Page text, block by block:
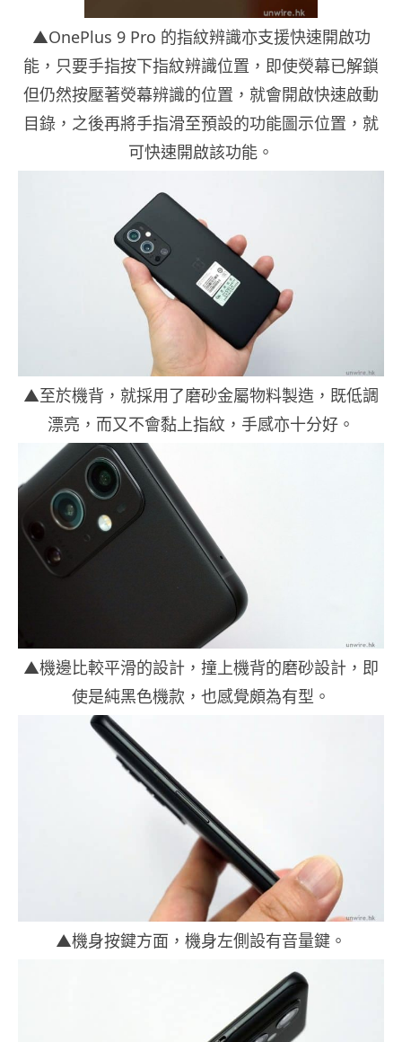
▲OnePlus 9 Pro 的指紋辨識亦支援快速開啟功
能，只要手指按下指紋辨識位置，即使熒幕已解鎖
但仍然按壓著熒幕辨識的位置，就會開啟快速啟動
目錄，之後再將手指滑至預設的功能圖示位置，就
可快速開啟該功能。
▲至於機背，就採用了磨砂金屬物料製造，既低調
漂亮，而又不會黏上指紋，手感亦十分好。
▲機邊比較平滑的設計，撞上機背的磨砂設計，即
使是純黑色機款，也感覺頗為有型。
▲機身按鍵方面，機身左側設有音量鍵。